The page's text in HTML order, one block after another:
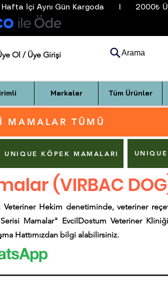
İçi Aynı Gün Kargoda      I
Üye Ol / Üye Girişi Arama
Markalar Tüm Ürünler
MAMALAR TÜMÜ
UNIQUE KÖPEK MAMALARI
(VIRBAC
Hekim denetiminde, veteriner
Mamalar" EvcilDostum Veteriner
Hattımızdan bilgi alabilirsiniz.